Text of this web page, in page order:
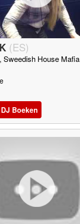
(ES)
Sweedish House Mafia
DJ Boeken